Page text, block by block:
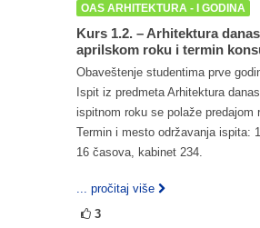
OAS ARHITEKTURA - I GODINA
Kurs 1.2. – Arhitektura
aprilskom roku i termin
Obaveštenje studentima prve
Ispit iz predmeta Arhitektura
ispitnom roku se polaže predajom
Termin i mesto održavanja ispita:
16 časova, kabinet 234.
... pročitaj više
3